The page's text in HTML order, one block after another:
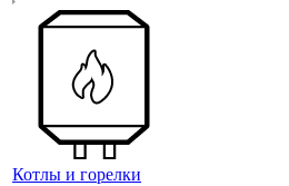
Котлы и горелки